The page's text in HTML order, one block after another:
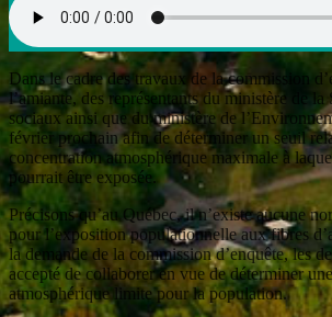
Dans le cadre des travaux de la commission
l’amiante, des représentants du ministère de la
sociaux ainsi que du ministère de
février prochain afin de déterminer un seuil
concentration atmosphérique maximale à
pourrait être exposée.
Précisons qu’au Québec, il n’existe aucune
pour l’exposition populationnelle aux fibres
la demande de la commission d’enquête, les
accepté de collaborer en vue de déterminer
atmosphérique limite pour la population.